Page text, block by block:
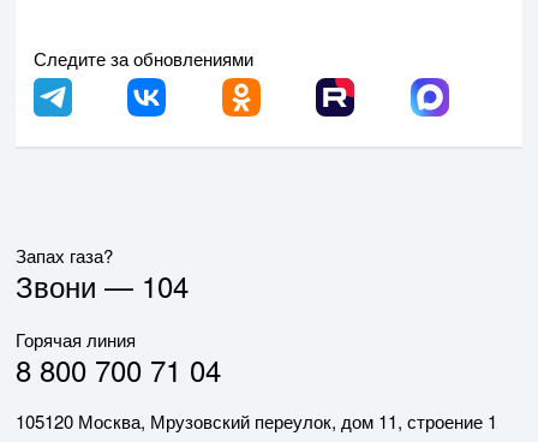
Следите за обновлениями
Запах газа?
Звони — 104
Горячая линия
8 800 700 71 04
105120 Москва, Мрузовский переулок, дом 11, строение 1